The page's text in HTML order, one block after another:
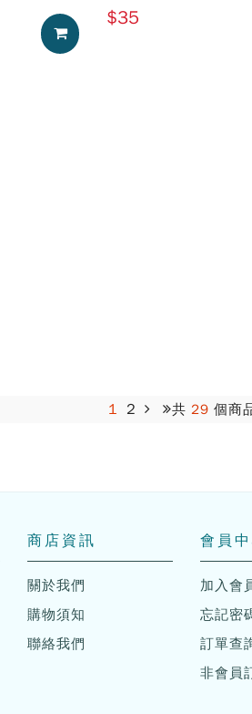
加入購物車
$35
1 2 共 29 個商
商店資訊
關於我們
購物須知
聯絡我們
會員
加入會
忘記密
訂單查
非會員